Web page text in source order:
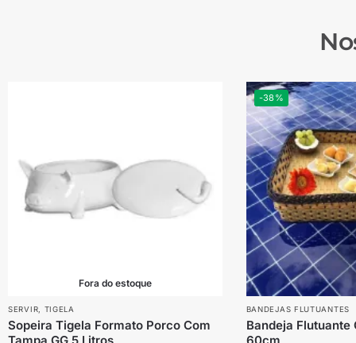
Fora do estoque
SERVIR, TIGELA
Sopeira Tigela Formato Porco Com
-38%
BANDEJAS FLUTUANTES
Bandeja Flutuante